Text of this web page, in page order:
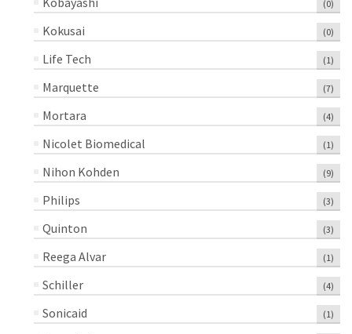
(0)
Kokusai (0)
Life Tech (1)
Marquette (7)
Mortara (4)
Nicolet Biomedical (1)
Nihon Kohden (9)
Philips (3)
Quinton (3)
Reega Alvar (1)
Schiller (4)
Sonicaid (1)